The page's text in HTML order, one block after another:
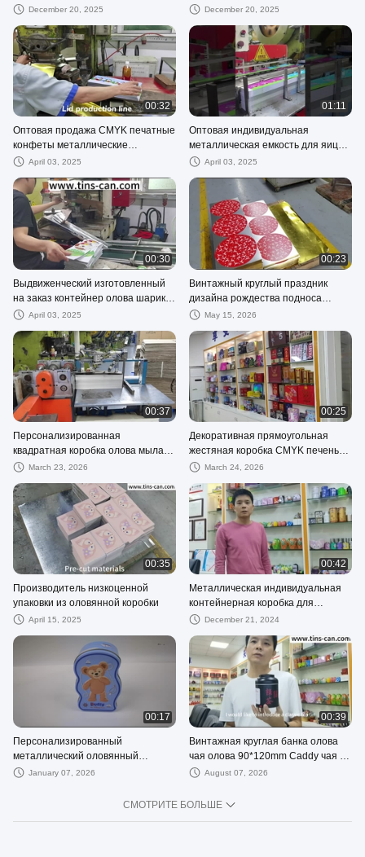
чистой металлической упаковки
December 20, 2025
чистой металлической упаковки
December 20, 2025
00:32
Оптовая продажа CMYK печатные
конфеты металлические
оловянные контейнеры с
плитой
April 03, 2025
01:11
Оптовая индивидуальная
металлическая емкость для яиц
для Пасхи от производителя
April 03, 2025
00:30
Выдвиженческий изготовленный
на заказ контейнер олова шарика
рождества жестяной коробки с
вешалки ленты
April 03, 2025
00:23
Винтажный круглый праздник
дизайна рождества подноса
сервировки олова представляет
May 15, 2026
00:37
Персонализированная
квадратная коробка олова мыла с
политурой жестяных коробок
March 23, 2026
00:25
Декоративная прямоугольная
жестяная коробка CMYK печенья
лакирует пустые олов с
крышкой
March 24, 2026
00:35
Производитель низкоценной
упаковки из оловянной коробки
April 15, 2025
00:42
Металлическая индивидуальная
контейнерная коробка для
промышленных пищевых
December 21, 2024
00:17
Персонализированный
металлический оловянный
контейнер для индивидуальной
January 07, 2026
00:39
Винтажная круглая банка олова
чая олова 90*120mm Caddy чая с
крышкой и выбивая логотипом
August 07, 2026
СМОТРИТЕ БОЛЬШЕ